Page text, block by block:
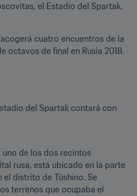
el Estadio del Spartak.
cuatro encuentros de la
octavos de final en Rusia 2018.
del Spartak contará con
uno de los dos recintos
rusa, está ubicado en la parte
el distrito de Túshino. Se
terrenos que ocupaba el